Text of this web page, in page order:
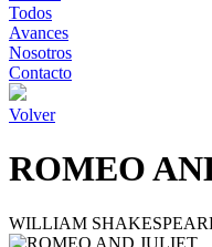
Todos
Avances
Nosotros
Contacto
Volver
ROMEO
WILLIAM